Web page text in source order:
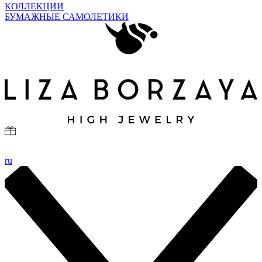
КОЛЛЕКЦИИ
БУМАЖНЫЕ САМОЛЕТИКИ
ru